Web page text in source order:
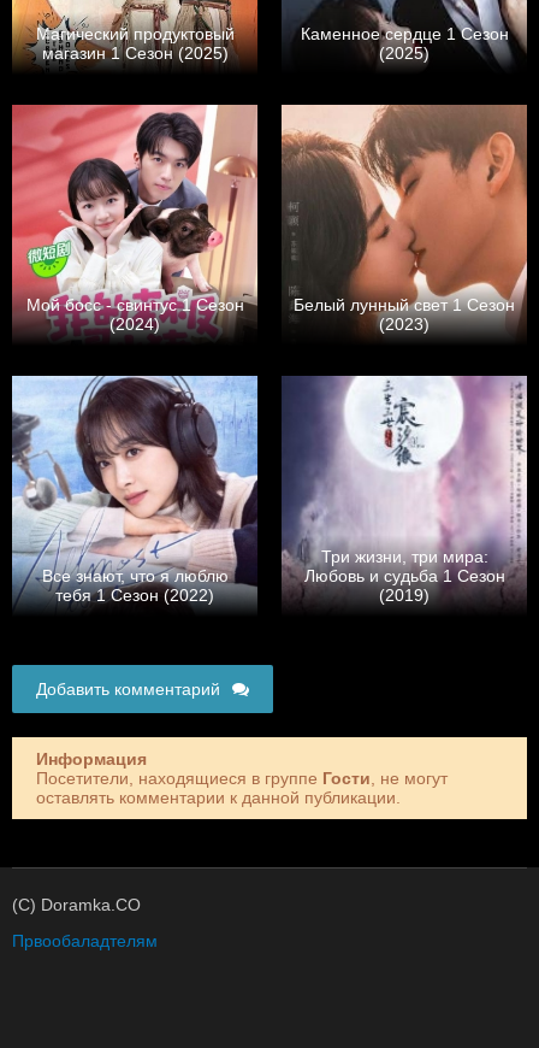
Магический продуктовый
магазин 1 Сезон (2025)
Каменное сердце 1 Сезон
(2025)
Мой босс - свинтус 1 Сезон
(2024)
Белый лунный свет 1 Сезон
(2023)
Все знают, что я люблю
тебя 1 Сезон (2022)
Три жизни, три мира:
Любовь и судьба 1 Сезон
(2019)
Добавить комментарий
Информация
Посетители, находящиеся в группе Гости , не могут
оставлять комментарии к данной публикации.
(C) Doramka.CO
Првообаладтелям